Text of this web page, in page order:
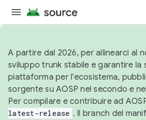
A partire dal 2026, per allinearci al
sviluppo trunk stabile e garantire la
piattaforma per l'ecosistema,
sorgente su AOSP nel secondo e
Per compilare e contribuire ad
latest-release . Il branch del